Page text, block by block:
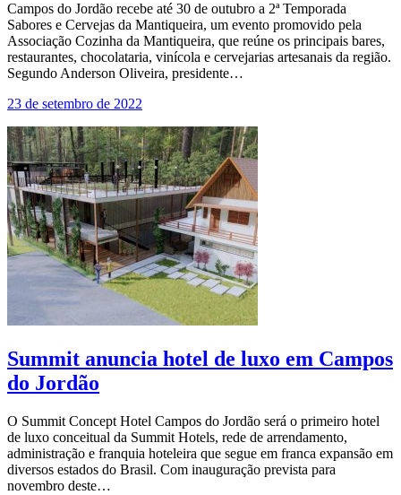
Campos do Jordão recebe até 30 de outubro a 2ª Temporada
Sabores e Cervejas da Mantiqueira, um evento promovido pela
Associação Cozinha da Mantiqueira, que reúne os principais bares,
restaurantes, chocolataria, vinícola e cervejarias artesanais da região.
Segundo Anderson Oliveira, presidente…
23 de setembro de 2022
Summit anuncia hotel de luxo em Campos
do Jordão
O Summit Concept Hotel Campos do Jordão será o primeiro hotel
de luxo conceitual da Summit Hotels, rede de arrendamento,
administração e franquia hoteleira que segue em franca expansão em
diversos estados do Brasil. Com inauguração prevista para
novembro deste…